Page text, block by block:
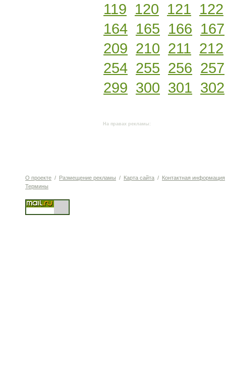
119 120 121 122
164 165 166 167
209 210 211 212
254 255 256 257
299 300 301 302
На правах рекламы:
О проекте / Размещение рекламы / Карта сайта / Контактная информация
Термины